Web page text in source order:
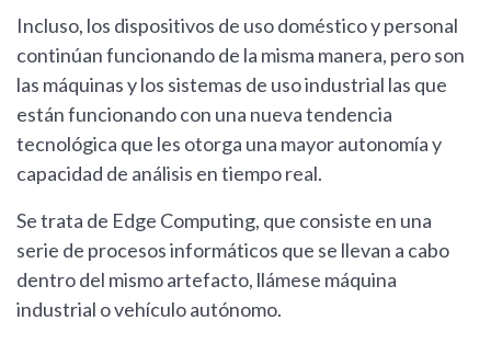
Incluso, los dispositivos de uso doméstico y personal
continúan funcionando de la misma manera, pero son
las máquinas y los sistemas de uso industrial las que
están funcionando con una nueva tendencia
tecnológica que les otorga una mayor autonomía y
capacidad de análisis en tiempo real.
Se trata de Edge Computing, que consiste en una
serie de procesos informáticos que se llevan a cabo
dentro del mismo artefacto, llámese máquina
industrial o vehículo autónomo.